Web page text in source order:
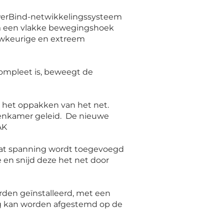
netwikkelingssysteem
een vlakke bewegingshoek
en extreem
is, beweegt de
oppakken van het net.
geleid. De nieuwe
spanning wordt toegevoegd
snijd deze het net door
geïnstalleerd, met een
kan worden afgestemd op de